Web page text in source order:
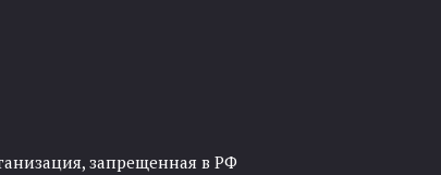
запрещенная в РФ